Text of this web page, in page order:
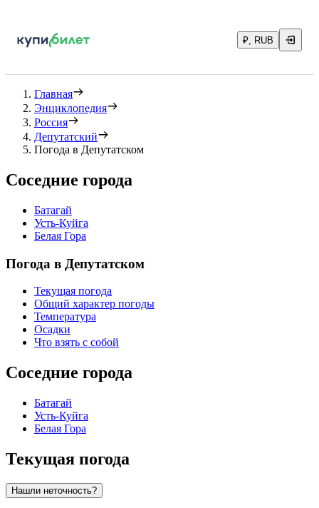
₽, RUB
Главная
Энциклопедия
Россия
Депутатский
Погода в Депутатском
Соседние города
Батагай
Усть-Куйга
Белая Гора
Погода в Депутатском
Текущая погода
Общий характер погоды
Температура
Осадки
Что взять с собой
Соседние города
Батагай
Усть-Куйга
Белая Гора
Текущая погода
Нашли неточность?